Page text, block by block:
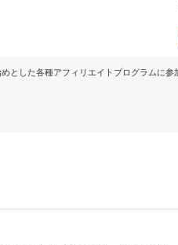
とした各種アフィリエイトプログラムに参